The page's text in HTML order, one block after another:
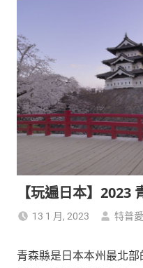
【玩遍日本】2023
13 1 月, 2023 特普
青森縣是日本本州最北